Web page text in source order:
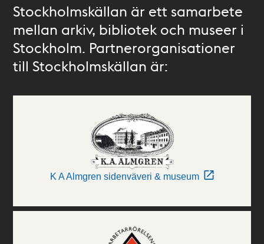
Stockholmskällan är ett samarbete
mellan arkiv, bibliotek och museer i
Stockholm. Partnerorganisationer
till Stockholmskällan är:
K A Almgren sidenväveri & museum